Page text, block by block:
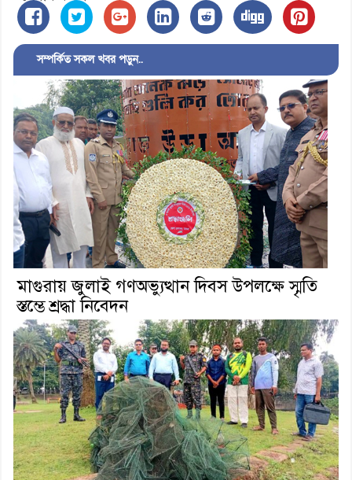
সম্পর্কিত সকল খবর পড়ুন..
মাগুরায় জুলাই গণঅভ্যুত্থান দিবস উপলক্ষে স্মৃতি
স্তম্ভে শ্রদ্ধা নিবেদন